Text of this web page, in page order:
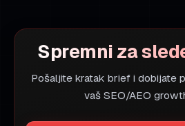
Spremni za
Pošaljite kratak brief i dobijate
vaš SEO/AEO